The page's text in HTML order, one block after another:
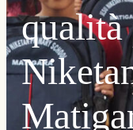
qualità